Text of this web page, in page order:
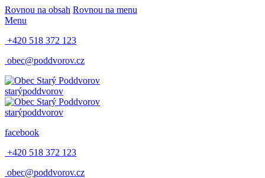
Rovnou na obsah Rovnou na menu
Menu
+420 518 372 123
obec@poddvorov.cz
starýpoddvorov
starýpoddvorov
facebook
+420 518 372 123
obec@poddvorov.cz